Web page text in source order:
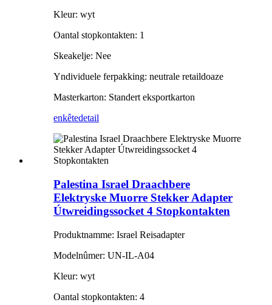
Kleur: wyt
Oantal stopkontakten: 1
Skeakelje: Nee
Yndividuele ferpakking: neutrale retaildoaze
Masterkarton: Standert eksportkarton
enkêtedetail
Palestina Israel Draachbere
Elektryske Muorre Stekker Adapter
Útwreidingssocket 4 Stopkontakten
Produktnamme: Israel Reisadapter
Modelnûmer: UN-IL-A04
Kleur: wyt
Oantal stopkontakten: 4